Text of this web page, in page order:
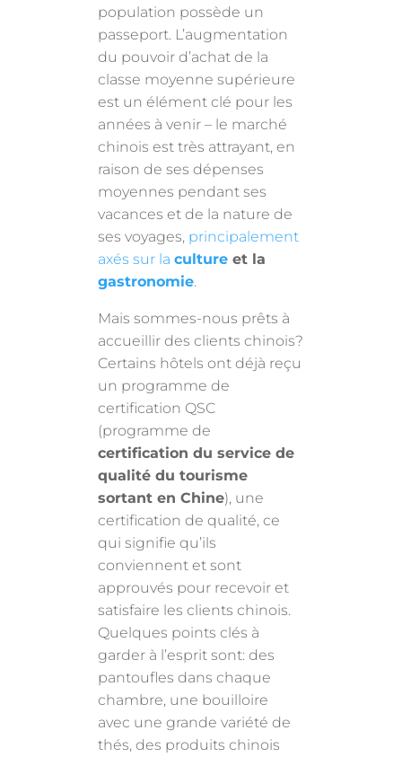
population possède un
passeport. L’augmentation
du pouvoir d’achat de la
classe moyenne supérieure
est un élément clé pour les
années à venir – le marché
chinois est très attrayant, en
raison de ses dépenses
moyennes pendant ses
vacances et de la nature de
ses voyages, principalement
axés sur laculture et la
gastronomie.
Mais sommes-nous prêts à
accueillir des clients chinois?
Certains hôtels ont déjà reçu
un programme de
certification QSC
(programme de
certification du service de
qualité du tourisme
sortant en Chine), une
certification de qualité, ce
qui signifie qu’ils
conviennent et sont
approuvés pour recevoir et
satisfaire les clients chinois.
Quelques points clés à
garder à l’esprit sont: des
pantoufles dans chaque
chambre, une bouilloire
avec une grande variété de
thés, des produits chinois